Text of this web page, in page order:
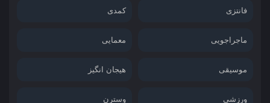
فانتزی کمدی
ماجراجویی معمایی
موسیقی هیجان انگیز
ورزشی وسترن